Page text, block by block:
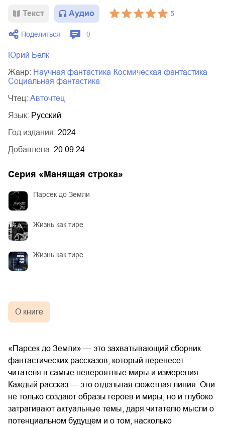
02.mp3 20:50
03.mp3
Текст Аудио 5
Поделиться 0
Юрий Белк
Жанр:
научная фантастика
космическая фантастика
социальная фантастика
Чтец:
Авточтец
Язык: Русский
Год издания: 2024
Добавлена: 20.09.24
Серия « Манящая строка»
Парсек до Земли
Жизнь как тире
Жизнь как тире
О книге
«Парсек до Земли» — это захватывающий сборник
фантастических рассказов, который перенесет
читателя в самые невероятные миры и измерения.
Каждый рассказ — это отдельная сюжетная линия. Они
не только создают образы героев и миры, но и глубоко
затрагивают актуальные темы, даря читателю мысли о
потенциальном будущем и о том, насколько